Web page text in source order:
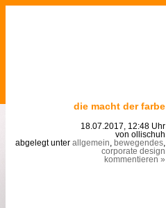
die macht der farbe
18.07.2017, 12:48 Uhr
von ollischuh
abgelegt unter allgemein bewegendes
corporate design
kommentieren »